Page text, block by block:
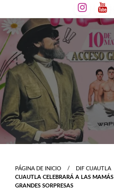
al
contenido
PÁGINA DE INICIO
DIF CUAUTLA
CUAUTLA CELEBRARÁ A LAS
GRANDES SORPRESAS